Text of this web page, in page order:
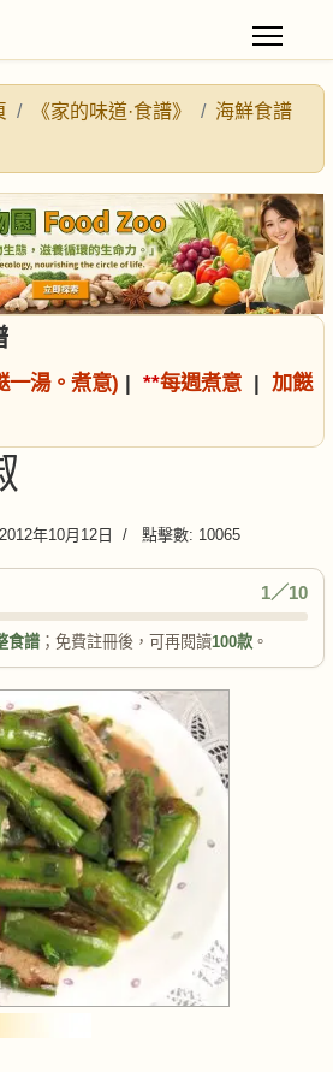
《家的味道·食譜》
海鮮食譜
一湯。煮意) | **每週煮意 | 加餸
2012年10月12日 點擊數: 10065
1／10
食譜 ；免費註冊後，可再閱讀100款 。